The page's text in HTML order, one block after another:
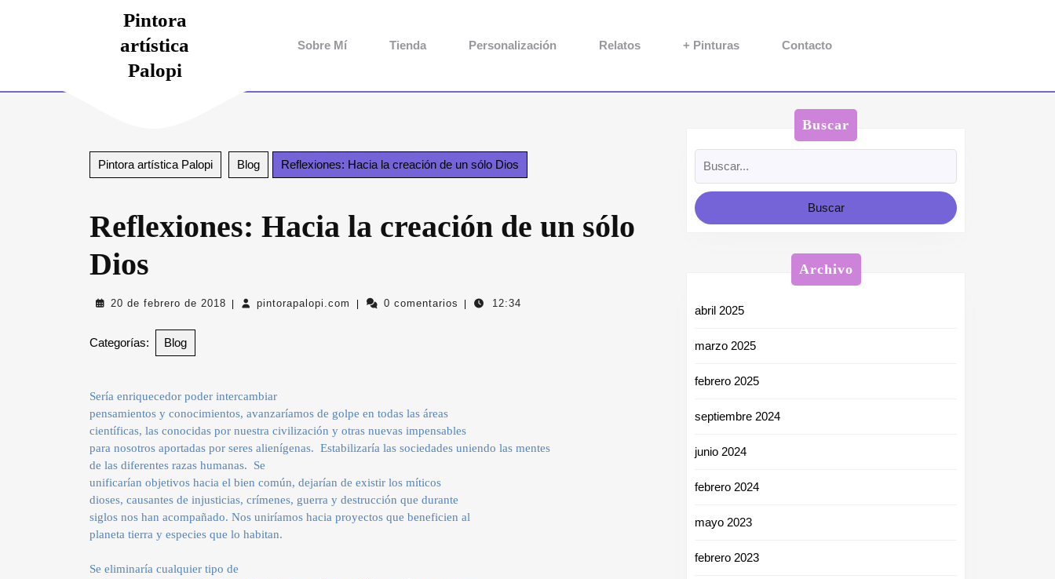
Pintora
artística
Palopi
Sobre Mí Tienda Personalización Relatos + Pinturas Contacto
Pintora artística Palopi Blog Reflexiones: Hacia la creación de un sólo Dios
Reflexiones: Hacia la creación de un sólo
Dios
20 de febrero de 2018 20
pintorapalopi.com pintorapalopi.com
0 comentarios 12:34
Categorías: Blog
Sería enriquecedor poder intercambiar
pensamientos y conocimientos, avanzaríamos de golpe en todas las áreas
científicas, las conocidas por nuestra civilización y otras nuevas impensables
para nosotros aportadas por seres alienígenas. Estabilizaría las sociedades uniendo las mentes
de las diferentes razas humanas.
Se
unificarían objetivos hacia el bien común, dejarían de existir los míticos
dioses, causantes de injusticias, crímenes, guerra y destrucción que durante
siglos nos han acompañado. Nos uniríamos hacia proyectos que beneficien al
planeta tierra y especies que lo habitan.
Se eliminaría cualquier tipo de
Buscar
Archivo
abril 2025
marzo 2025
febrero 2025
septiembre 2024
junio 2024
febrero 2024
mayo 2023
febrero 2023